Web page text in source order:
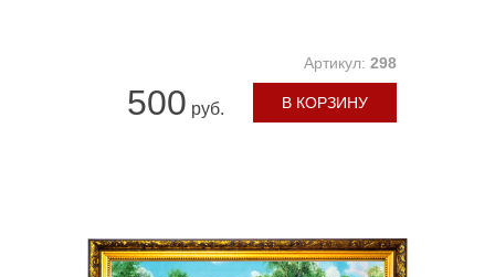
Артикул: 298
500 руб. В КОРЗИНУ